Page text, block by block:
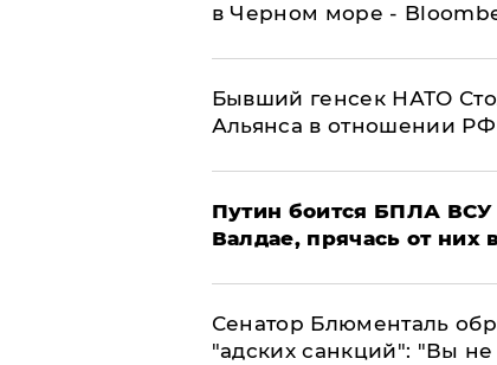
в Черном море -
Бывший генсек НАТО
Альянса в отношении РФ
Путин боится БПЛА ВСУ
Валдае, прячась от них
Сенатор Блюменталь
"адских санкций": "Вы